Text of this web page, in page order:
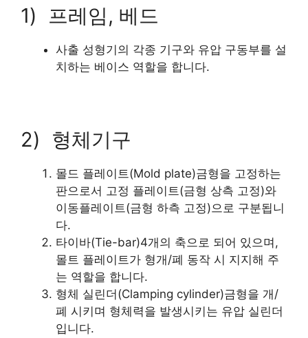
1) 프레임, 베드
사출 성형기의 각종 기구와 유압 구동부를 설
치하는 베이스 역할을 합니다.
2) 형체기구
몰드 플레이트(Mold plate)금형을 고정하는
판으로서 고정 플레이트(금형 상측 고정)와
이동플레이트(금형 하측 고정)으로 구분됩니
다.
타이바(Tie-bar)4개의 축으로 되어 있으며,
몰트 플레이트가 형개/폐 동작 시 지지해 주
는 역할을 합니다.
형체 실린더(Clamping cylinder)금형을 개/
폐 시키며 형체력을 발생시키는 유압 실린더
입니다.